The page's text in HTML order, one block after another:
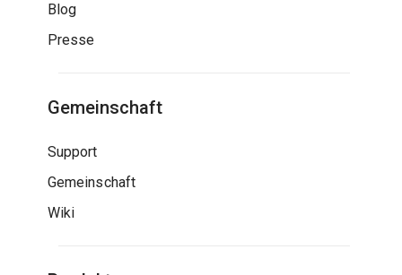
Blog
Presse
Gemeinschaft
Support
Gemeinschaft
Wiki